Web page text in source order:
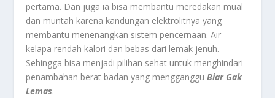
pertama. Dan juga ia bisa membantu meredakan mual
dan muntah karena kandungan elektrolitnya yang
membantu menenangkan sistem pencernaan. Air
kelapa rendah kalori dan bebas dari lemak jenuh.
Sehingga bisa menjadi pilihan sehat untuk menghindari
penambahan berat badan yang menggangguBiar Gak
Lemas.